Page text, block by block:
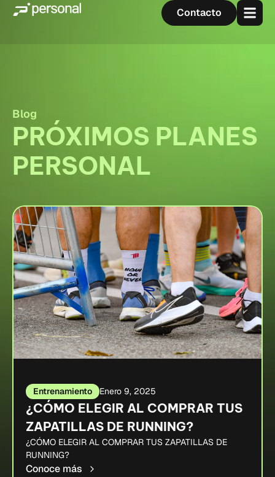
Contacto
Blog
PRÓXIMOS PLANES
PERSONAL
Entrenamiento Enero 9, 2025
¿CÓMO ELEGIR AL COMPRAR TUS
ZAPATILLAS DE RUNNING?
¿CÓMO ELEGIR AL COMPRAR TUS ZAPATILLAS DE
RUNNING?
Conoce más